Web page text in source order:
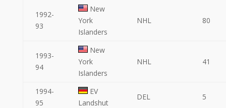
1992-
93
New
York
Islanders
NHL 80
1993-
94
New
York
Islanders
NHL 41
1994-
95
EV
Landshut
DEL 5